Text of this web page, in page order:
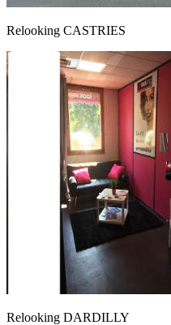
Relooking CASTRIES
Relooking DARDILLY